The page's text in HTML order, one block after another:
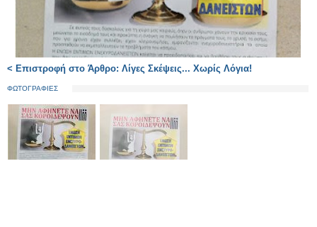
< Επιστροφή στο Άρθρο: Λίγες Σκέψεις... Χωρίς Λόγια!
ΦΩΤΟΓΡΑΦΙΕΣ